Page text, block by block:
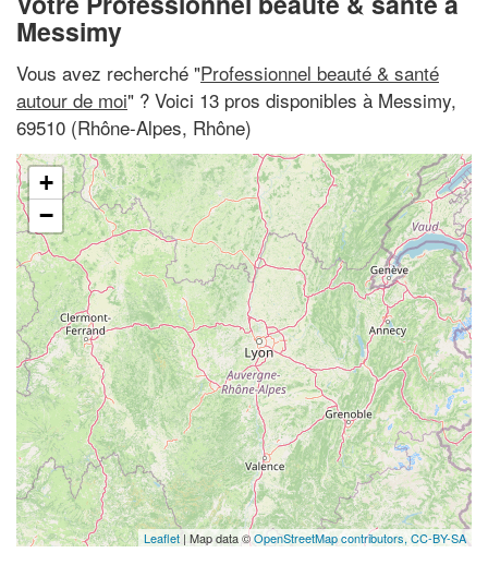
Messimy
Vous avez recherché "Professionnel beauté & santé
autour de moi" ? Voici 13 pros disponibles à Messimy,
69510 (Rhône-Alpes, Rhône)
+
−
Leaflet | Map data ©OpenStreetMap contributors, CC-BY-SA